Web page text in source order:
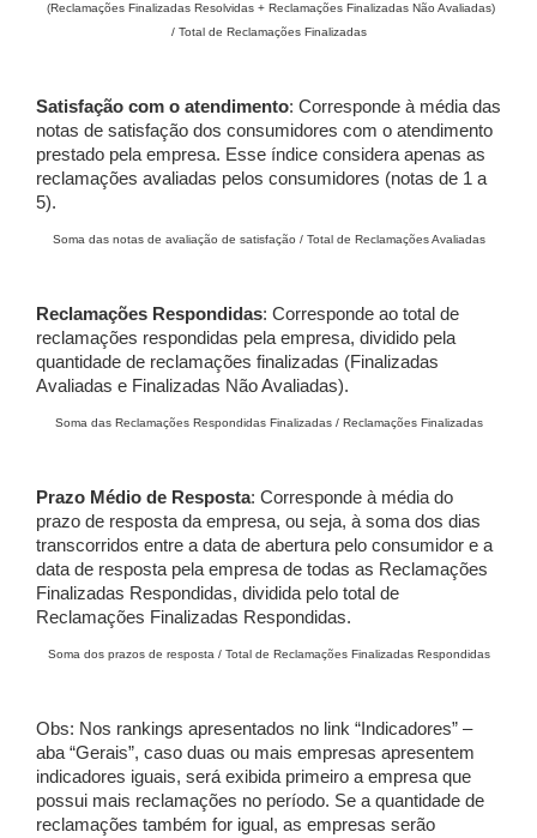
(Reclamações Finalizadas Resolvidas + Reclamações Finalizadas Não Avaliadas)
/ Total de Reclamações Finalizadas
Satisfação com o atendimento: Corresponde à média das
notas de satisfação dos consumidores com o atendimento
prestado pela empresa. Esse índice considera apenas as
reclamações avaliadas pelos consumidores (notas de 1 a
5).
Soma das notas de avaliação de satisfação / Total de Reclamações Avaliadas
Reclamações Respondidas: Corresponde ao total de
reclamações respondidas pela empresa, dividido pela
quantidade de reclamações finalizadas (Finalizadas
Avaliadas e Finalizadas Não Avaliadas).
Soma das Reclamações Respondidas Finalizadas / Reclamações Finalizadas
Prazo Médio de Resposta: Corresponde à média do
prazo de resposta da empresa, ou seja, à soma dos dias
transcorridos entre a data de abertura pelo consumidor e a
data de resposta pela empresa de todas as Reclamações
Finalizadas Respondidas, dividida pelo total de
Reclamações Finalizadas Respondidas.
Soma dos prazos de resposta / Total de Reclamações Finalizadas Respondidas
Obs: Nos rankings apresentados no link “Indicadores” –
aba “Gerais”, caso duas ou mais empresas apresentem
indicadores iguais, será exibida primeiro a empresa que
possui mais reclamações no período. Se a quantidade de
reclamações também for igual, as empresas serão